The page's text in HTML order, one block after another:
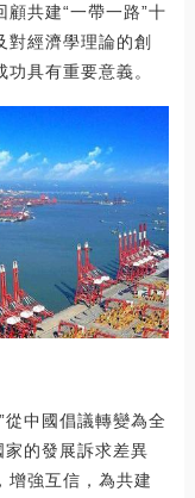
共建“一帶一路”十
對經濟學理論的創
具有重要意義。
從中國倡議轉變為全
家的發展訴求差異
增強互信，為共建